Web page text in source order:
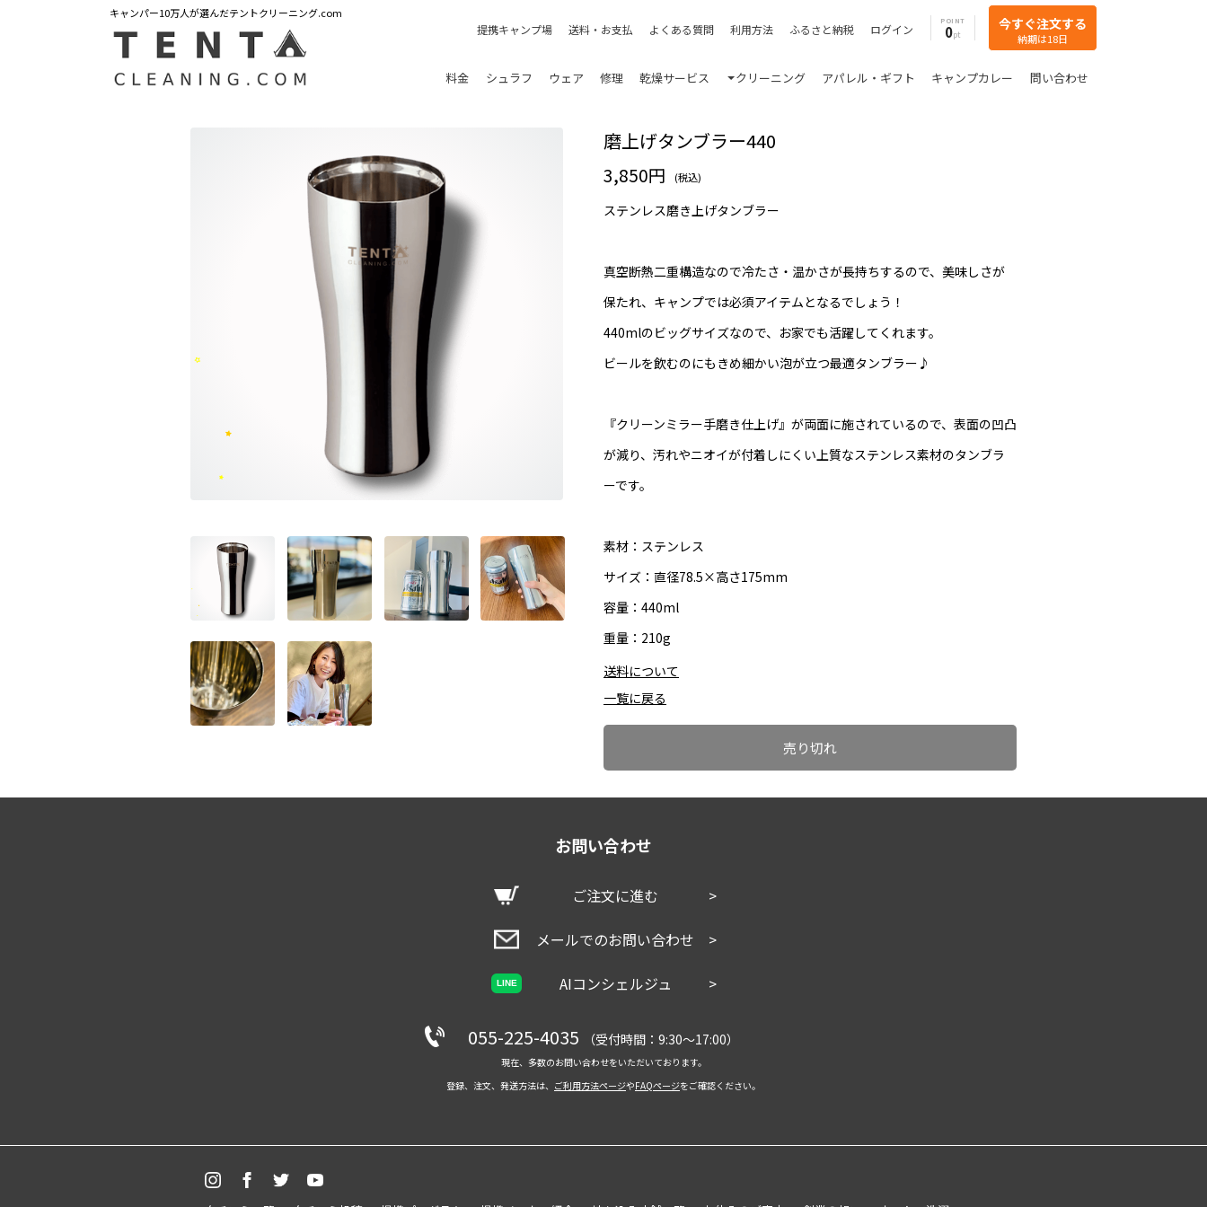
キャンパー10万人が選んだテントクリーニング.com
提携キャンプ場 送料・お支払 よくある質問 利用方法 ふるさと納税 ログイン
POINT
0 今すぐ注文する
納期は18日
料金 シュラフ ウェア 修理 乾燥サービス クリーニング アパレル・ギフト キャンプカレー 問い合わせ
磨上げタンブラー440
3,850円 (税込)
ステンレス磨き上げタンブラー
真空断熱二重構造なので冷たさ・温かさが長持ちするので、美味しさが
保たれ、キャンプでは必須アイテムとなるでしょう！
440mlのビッグサイズなので、お家でも活躍してくれます。
ビールを飲むのにもきめ細かい泡が立つ最適タンブラー♪
『クリーンミラー手磨き仕上げ』が両面に施されているので、表面の凹凸
が減り、汚れやニオイが付着しにくい上質なステンレス素材のタンブラ
ーです。
素材：ステンレス
サイズ：直径78.5×高さ175mm
容量：440ml
重量：210g
送料について
一覧に戻る
売り切れ
お問い合わせ
ご注文に進む >
メールでのお問い合わせ >
LINE AIコンシェルジュ >
055-225-4035 （受付時間：9:30～17:00）
現在、多数のお問い合わせをいただいております。
登録、注文、発送方法は、 ご利用方法ページやFAQページをご確認ください。